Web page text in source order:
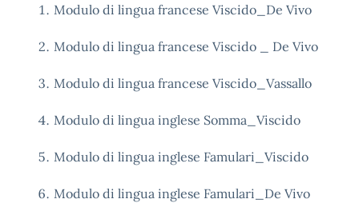
Modulo di lingua francese Viscido_De Vivo
Modulo di lingua francese Viscido _ De Vivo
Modulo di lingua francese Viscido_Vassallo
Modulo di lingua inglese Somma_Viscido
Modulo di lingua inglese Famulari_Viscido
Modulo di lingua inglese Famulari_De Vivo